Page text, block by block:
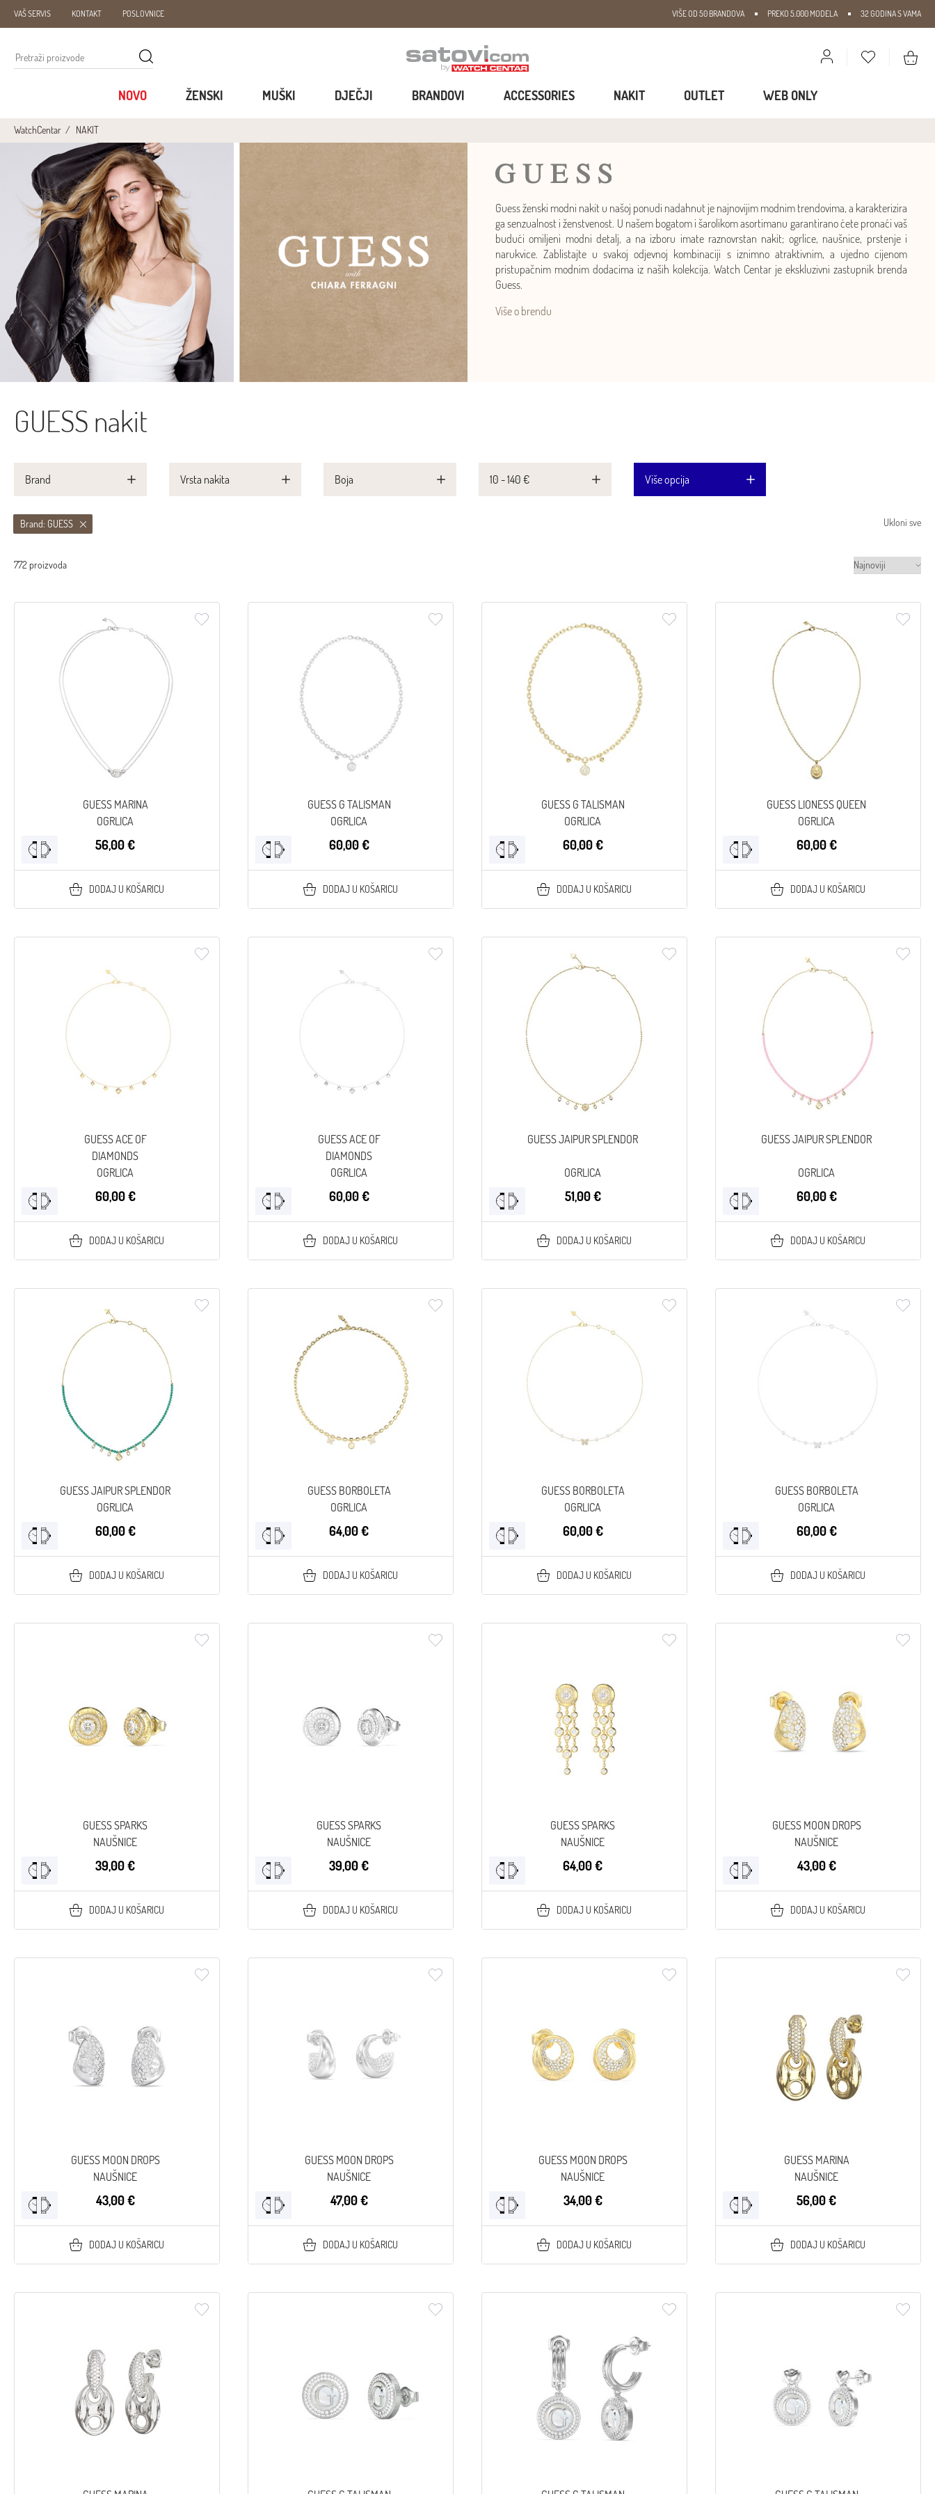
VAŠ SERVIS KONTAKT POSLOVNICE VIŠE OD 50 BRANDOVA PREKO 5.000 MODELA 32 GODINA S VAMA
NOVO ŽENSKI MUŠKI DJEČJI BRANDOVI ACCESSORIES NAKIT OUTLET WEB ONLY
WatchCentar NAKIT
Guess ženski modni nakit u našoj ponudi nadahnut je najnovijim modnim trendovima, a karakterizira
ga senzualnost i ženstvenost. U našem bogatom i šarolikom asortimanu garantirano ćete pronaći vaš
budući omiljeni modni detalj, a na izboru imate raznovrstan nakit; ogrlice, naušnice, prstenje i
narukvice. Zablistajte u svakoj odjevnoj kombinaciji s iznimno atraktivnim, a ujedno cijenom
pristupačnim modnim dodacima iz naših kolekcija. Watch Centar je ekskluzivni zastupnik brenda
Guess.
Više o brendu
GUESS nakit
Brand Vrsta nakita Boja 10 - 140 € Više opcija
Brand: GUESS Ukloni sve
772 proizvoda
GUESS MARINA
OGRLICA
56,00 €
DODAJ U KOŠARICU
GUESS G TALISMAN
OGRLICA
60,00 €
DODAJ U KOŠARICU
GUESS G TALISMAN
OGRLICA
60,00 €
DODAJ U KOŠARICU
GUESS LIONESS QUEEN
OGRLICA
60,00 €
DODAJ U KOŠARICU
GUESS ACE OF
DIAMONDS
OGRLICA
60,00 €
DODAJ U KOŠARICU
GUESS ACE OF
DIAMONDS
OGRLICA
60,00 €
DODAJ U KOŠARICU
GUESS JAIPUR SPLENDOR
OGRLICA
51,00 €
DODAJ U KOŠARICU
GUESS JAIPUR SPLENDOR
OGRLICA
60,00 €
DODAJ U KOŠARICU
GUESS JAIPUR SPLENDOR
OGRLICA
60,00 €
DODAJ U KOŠARICU
GUESS BORBOLETA
OGRLICA
64,00 €
DODAJ U KOŠARICU
GUESS BORBOLETA
OGRLICA
60,00 €
DODAJ U KOŠARICU
GUESS BORBOLETA
OGRLICA
60,00 €
DODAJ U KOŠARICU
GUESS SPARKS
NAUŠNICE
39,00 €
DODAJ U KOŠARICU
GUESS SPARKS
NAUŠNICE
39,00 €
DODAJ U KOŠARICU
GUESS SPARKS
NAUŠNICE
64,00 €
DODAJ U KOŠARICU
GUESS MOON DROPS
NAUŠNICE
43,00 €
DODAJ U KOŠARICU
GUESS MOON DROPS
NAUŠNICE
43,00 €
DODAJ U KOŠARICU
GUESS MOON DROPS
NAUŠNICE
47,00 €
DODAJ U KOŠARICU
GUESS MOON DROPS
NAUŠNICE
34,00 €
DODAJ U KOŠARICU
GUESS MARINA
NAUŠNICE
56,00 €
DODAJ U KOŠARICU